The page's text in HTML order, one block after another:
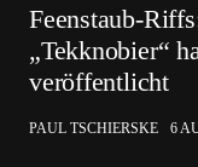
Feenstaub-
„Tekknobier“
veröffentlicht
PAUL TSCHIERSKE 6